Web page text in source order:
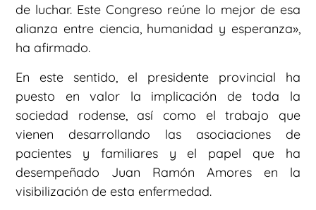
de luchar. Este Congreso reúne lo mejor de esa
alianza entre ciencia, humanidad y esperanza»,
ha afirmado.
En este sentido, el presidente provincial ha
puesto en valor la implicación de toda la
sociedad rodense, así como el trabajo que
vienen desarrollando las asociaciones de
pacientes y familiares y el papel que ha
desempeñado Juan Ramón Amores en la
visibilización de esta enfermedad.